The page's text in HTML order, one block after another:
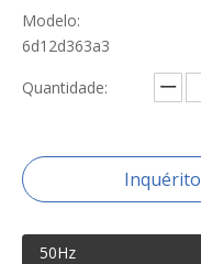
Modelo:
6d12d363a3
Quantidade:
Inquérito
50Hz